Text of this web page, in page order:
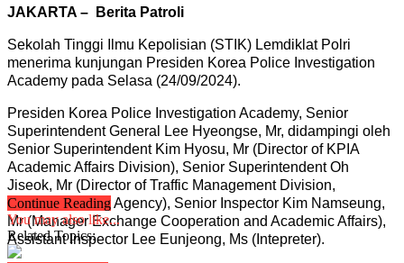
JAKARTA – Berita Patroli
Sekolah Tinggi Ilmu Kepolisian (STIK) Lemdiklat Polri
menerima kunjungan Presiden Korea Police Investigation
Academy pada Selasa (24/09/2024).
Presiden Korea Police Investigation Academy, Senior
Superintendent General Lee Hyeongse, Mr, didampingi oleh
Senior Superintendent Kim Hyosu, Mr (Director of KPIA
Academic Affairs Division), Senior Superintendent Oh
Jiseok, Mr (Director of Traffic Management Division,
Jeonnam Police Agency), Senior Inspector Kim Namseung,
Mr (Manager Exchange Cooperation and Academic Affairs),
Assistant Inspector Lee Eunjeong, Ms (Intepreter).
Continue Reading
You may also like...
Related Topics: